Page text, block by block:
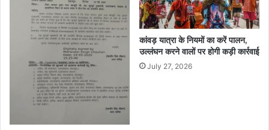
निर्देश….
कांवड़ यात्रा के नियमों का करें पालन,
उल्लंघन करने वालों पर होगी कड़ी कार्रवाई
July 27, 2026